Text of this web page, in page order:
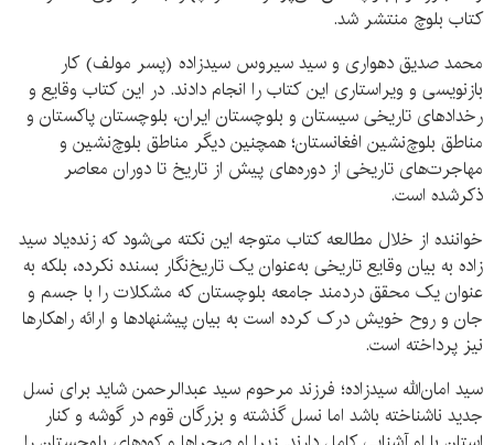
کتاب بلوچ منتشر شد.
محمد صدیق دهواری و سید سیروس سیدزاده (پسر مولف) کار
بازنویسی و ویراستاری این کتاب را انجام دادند. در این کتاب وقایع و
رخدادهای تاریخی سیستان و بلوچستان ایران، بلوچستان پاکستان و
مناطق بلوچ‌نشین افغانستان؛ همچنین دیگر مناطق بلوچ‌نشین و
مهاجرت‌های تاریخی از دوره‌های پیش از تاریخ تا دوران معاصر
ذکرشده است.
خواننده از خلال مطالعه کتاب متوجه این نکته می‌شود که زنده‌یاد سید
زاده به بیان وقایع تاریخی به‌عنوان یک تاریخ‌نگار بسنده نکرده، بلکه به
عنوان یک محقق دردمند جامعه بلوچستان که مشکلات را با جسم و
جان و روح خویش درک کرده است به بیان پیشنهادها و ارائه راهکارها
نیز پرداخته است.
سید امان‌الله سیدزاده؛ فرزند مرحوم سید عبدالرحمن شاید برای نسل
جدید ناشناخته باشد اما نسل گذشته و بزرگان قوم در گوشه و کنار